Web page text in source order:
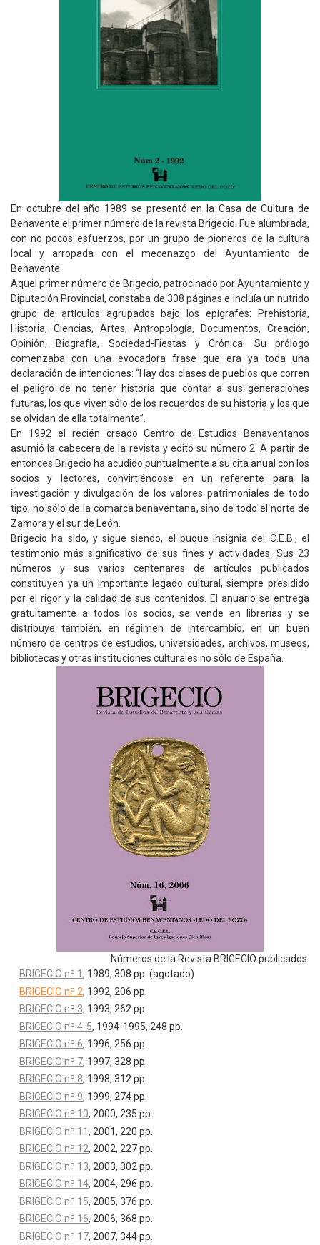
En octubre del año 1989 se presentó en la Casa de Cultura de
Benavente el primer número de la revista Brigecio. Fue alumbrada,
con no pocos esfuerzos, por un grupo de pioneros de la cultura
local y arropada con el mecenazgo del Ayuntamiento de
Benavente.
Aquel primer número de Brigecio, patrocinado por Ayuntamiento y
Diputación Provincial, constaba de 308 páginas e incluía un nutrido
grupo de artículos agrupados bajo los epígrafes: Prehistoria,
Historia, Ciencias, Artes, Antropología, Documentos, Creación,
Opinión, Biografía, Sociedad-Fiestas y Crónica. Su prólogo
comenzaba con una evocadora frase que era ya toda una
declaración de intenciones: “Hay dos clases de pueblos que corren
el peligro de no tener historia que contar a sus generaciones
futuras, los que viven sólo de los recuerdos de su historia y los que
se olvidan de ella totalmente”.
En 1992 el recién creado Centro de Estudios Benaventanos
asumió la cabecera de la revista y editó su número 2. A partir de
entonces Brigecio ha acudido puntualmente a su cita anual con los
socios y lectores, convirtiéndose en un referente para la
investigación y divulgación de los valores patrimoniales de todo
tipo, no sólo de la comarca benaventana, sino de todo el norte de
Zamora y el sur de León.
Brigecio ha sido, y sigue siendo, el buque insignia del C.E.B., el
testimonio más significativo de sus fines y actividades. Sus 23
números y sus varios centenares de artículos publicados
constituyen ya un importante legado cultural, siempre presidido
por el rigor y la calidad de sus contenidos. El anuario se entrega
gratuitamente a todos los socios, se vende en librerías y se
distribuye también, en régimen de intercambio, en un buen
número de centros de estudios, universidades, archivos, museos,
bibliotecas y otras instituciones culturales no sólo de España.
Números de la Revista BRIGECIO publicados:
BRIGECIO nº 1 , 1989, 308 pp. (agotado)
BRIGECIO nº 2, 1992, 206 pp.
BRIGECIO nº 3, 1993, 262 pp.
BRIGECIO nº 4-5, 1994-1995, 248 pp.
BRIGECIO nº 6, 1996, 256 pp.
BRIGECIO nº 7, 1997, 328 pp.
BRIGECIO nº 8, 1998, 312 pp.
BRIGECIO nº 9, 1999, 274 pp.
BRIGECIO nº 10, 2000, 235 pp.
BRIGECIO nº 11, 2001, 220 pp.
BRIGECIO nº 12, 2002, 227 pp.
BRIGECIO nº 13, 2003, 302 pp.
BRIGECIO nº 14, 2004, 296 pp.
BRIGECIO nº 15, 2005, 376 pp.
BRIGECIO nº 16, 2006, 368 pp.
BRIGECIO nº 17, 2007, 344 pp.